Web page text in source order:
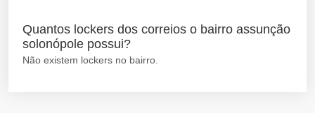
Quantos lockers dos correios o bairro assunção
solonópole possui?
Não existem lockers no bairro.